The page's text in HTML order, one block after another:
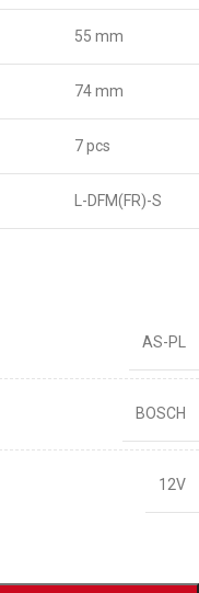
55 mm
74 mm
7 pcs
L-DFM(FR)-S
AS-PL
BOSCH
12V